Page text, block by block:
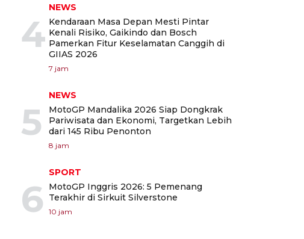
4
NEWS
Kendaraan Masa Depan Mesti Pintar
Kenali Risiko, Gaikindo dan Bosch
Pamerkan Fitur Keselamatan Canggih di
GIIAS 2026
7 jam
5
NEWS
MotoGP Mandalika 2026 Siap Dongkrak
Pariwisata dan Ekonomi, Targetkan Lebih
dari 145 Ribu Penonton
8 jam
6
SPORT
MotoGP Inggris 2026: 5 Pemenang
Terakhir di Sirkuit Silverstone
10 jam